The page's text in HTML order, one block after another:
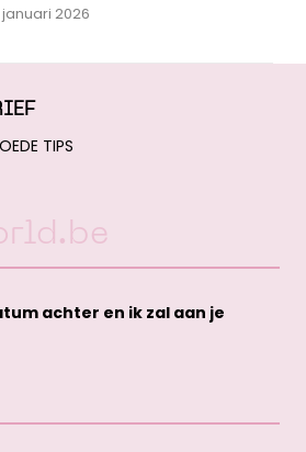
januari 2026
TIPS
achter en ik zal aan je